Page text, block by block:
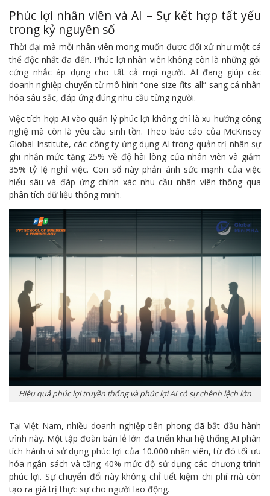
Phúc lợi nhân viên và AI – Sự kết hợp tất yếu
trong kỷ nguyên số
Thời đại mà mỗi nhân viên mong muốn được đối xử như một cá
thể độc nhất đã đến. Phúc lợi nhân viên không còn là những gói
cứng nhắc áp dụng cho tất cả mọi người. AI đang giúp các
doanh nghiệp chuyển từ mô hình “one-size-fits-all” sang cá nhân
hóa sâu sắc, đáp ứng đúng nhu cầu từng người.
Việc tích hợp AI vào quản lý phúc lợi không chỉ là xu hướng công
nghệ mà còn là yêu cầu sinh tồn. Theo báo cáo của McKinsey
Global Institute, các công ty ứng dụng AI trong quản trị nhân sự
ghi nhận mức tăng 25% về độ hài lòng của nhân viên và giảm
35% tỷ lệ nghỉ việc. Con số này phản ánh sức mạnh của việc
hiểu sâu và đáp ứng chính xác nhu cầu nhân viên thông qua
phân tích dữ liệu thông minh.
Hiệu quả phúc lợi truyền thống và phúc lợi AI có sự chênh lệch lớn
Tại Việt Nam, nhiều doanh nghiệp tiên phong đã bắt đầu hành
trình này. Một tập đoàn bán lẻ lớn đã triển khai hệ thống AI phân
tích hành vi sử dụng phúc lợi của 10.000 nhân viên, từ đó tối ưu
hóa ngân sách và tăng 40% mức độ sử dụng các chương trình
phúc lợi. Sự chuyển đổi này không chỉ tiết kiệm chi phí mà còn
tạo ra giá trị thực sự cho người lao động.